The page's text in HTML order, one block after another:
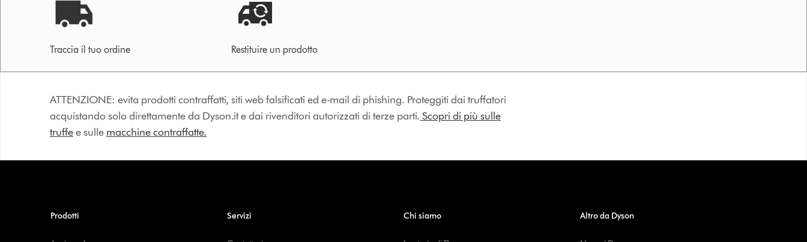
Traccia il tuo ordine Restituire un prodotto
ATTENZIONE: evita prodotti contraffatti, siti web falsificati ed e-mail di phishing. Proteggiti dai truffatori
acquistando solo direttamente da Dyson.it e dai rivenditori autorizzati di terze parti. Scopri di più sulle
truffee sulle macchine contraffatte.
Prodotti Servizi Chi siamo Altro da Dyson